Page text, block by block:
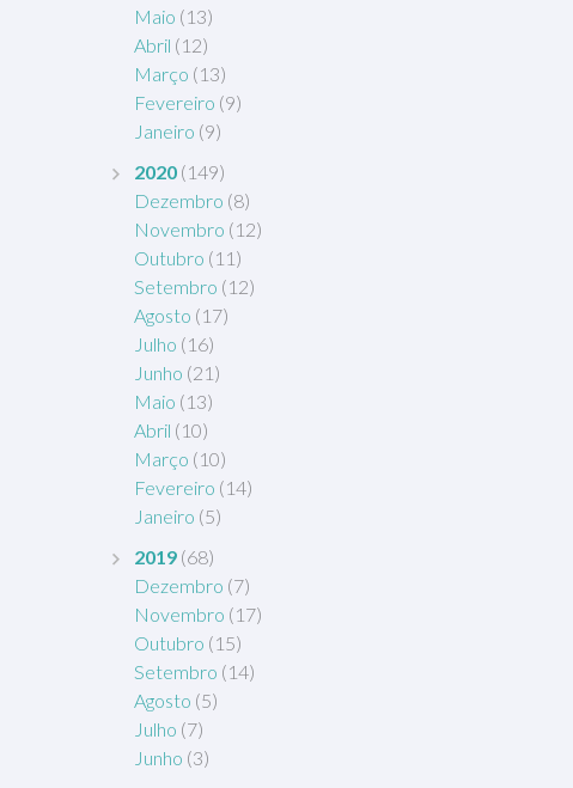
Maio (13)
Abril (12)
Março (13)
Fevereiro (9)
Janeiro (9)
2020 (149)
Dezembro (8)
Novembro (12)
Outubro (11)
Setembro (12)
Agosto (17)
Julho (16)
Junho (21)
Maio (13)
Abril (10)
Março (10)
Fevereiro (14)
Janeiro (5)
2019 (68)
Dezembro (7)
Novembro (17)
Outubro (15)
Setembro (14)
Agosto (5)
Julho (7)
Junho (3)